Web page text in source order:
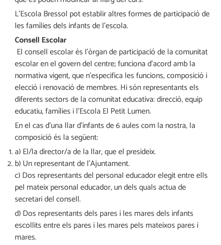
L’Escola Bressol pot establir altres formes de participació de
les famílies dels infants de l’escola.
Consell Escolar
El consell escolar és l’òrgan de participació de la comunitat
escolar en el govern del centre; funciona d’acord amb la
normativa vigent, que n’especifica les funcions, composició i
elecció i renovació de membres. Hi són representants els
diferents sectors de la comunitat educativa: direcció, equip
educatiu, famílies i l’Escola El Petit Lumen.
En el cas d’una llar d’infants de 6 aules com la nostra, la
composició és la següent:
a) El/la director/a de la llar, que el presideix.
b) Un representant de l’Ajuntament.
c) Dos representants del personal educador elegit entre ells
pel mateix personal educador, un dels quals actua de
secretari del consell.
d) Dos representants dels pares i les mares dels infants
escollits entre els pares i les mares pels mateixos pares i
mares.